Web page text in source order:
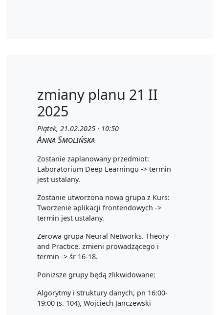
zmiany planu 21 II
2025
Piątek, 21.02.2025 · 10:50
Anna Smolińska
Zostanie zaplanowany przedmiot:
Laboratorium Deep Learningu -> termin
jest ustalany.
Zostanie utworzona nowa grupa z Kurs:
Tworzenie aplikacji frontendowych ->
termin jest ustalany.
Zerowa grupa Neural Networks. Theory
and Practice. zmieni prowadzącego i
termin -> śr 16-18.
Poniższe grupy będą zlikwidowane:
Algorytmy i struktury danych, pn 16:00-
19:00 (s. 104), Wojciech Janczewski